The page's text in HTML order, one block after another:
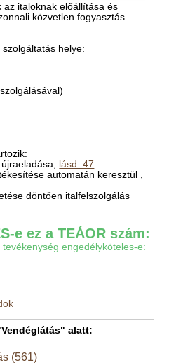
az italoknak előállítása és
közvetlen fogyasztás
helye:
lásd: 47
automatán keresztül ,
döntően italfelszolgálás
e ez a TEÁOR szám:
engedélyköteles-e:
alatt:
(561)